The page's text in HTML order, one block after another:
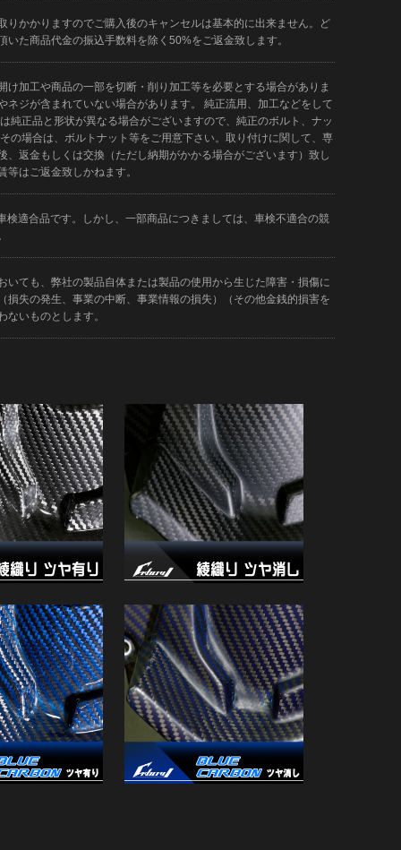
りかかりますのでご購入後のキャンセルは基本的に出来ません。ど
た商品代金の振込手数料を除く50%をご返金致します。
加工や商品の一部を切断・削り加工等を必要とする場合がありま
ジが含まれていない場合があります。 純正流用、加工などをして
純正品と形状が異なる場合がございますので、純正のボルト、ナッ
の場合は、ボルトナット等をご用意下さい。取り付けに関して、専
返金もしくは交換（ただし納期がかかる場合がございます）致し
はご返金致しかねます。
適合品です。しかし、一部商品につきましては、車検不適合の競
いても、弊社の製品自体または製品の使用から生じた障害・損傷に
損失の発生、事業の中断、事業情報の損失）（その他金銭的損害を
ないものとします。